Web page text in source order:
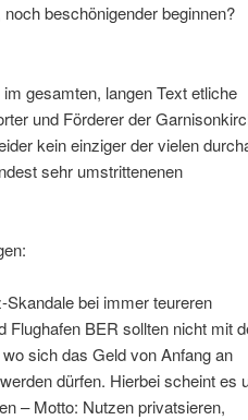
beschönigender beginnen?
gesamten, langen Text etliche
und Förderer der
kein einziger der vielen
sehr umstrittenenen
bei immer teureren
Flughafen BER sollten nicht mit
sich das Geld von Anfang an
dürfen. Hierbei scheint es
– Motto: Nutzen privatsieren,